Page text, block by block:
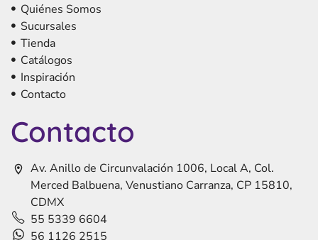
Quiénes Somos
Sucursales
Tienda
Catálogos
Inspiración
Contacto
Contacto
Av. Anillo de Circunvalación 1006, Local A, Col.
Merced Balbuena, Venustiano Carranza, CP 15810,
CDMX
55 5339 6604
56 1126 2515